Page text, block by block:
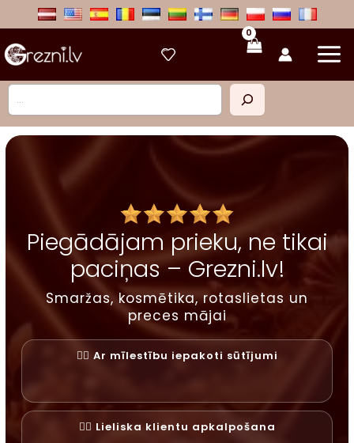
Meklēt
Piegādājam prieku, ne tikai
paciņas – Grezni.lv!
Smaržas, kosmētika, rotaslietas un
preces mājai
✓⃝ Ar mīlestību iepakoti sūtījumi
✓⃝ Lieliska klientu apkalpošana